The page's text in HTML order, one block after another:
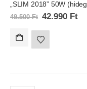
„SLIM 2018” 50W
49.500Ft 42.990 Ft